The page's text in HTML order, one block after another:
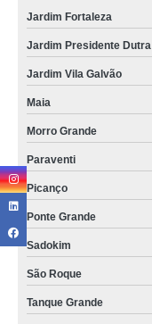
Jardim Fortaleza
Jardim Presidente Dutra
Jardim Vila Galvão
Maia
Morro Grande
Paraventi
Picanço
Ponte Grande
Sadokim
São Roque
Tanque Grande